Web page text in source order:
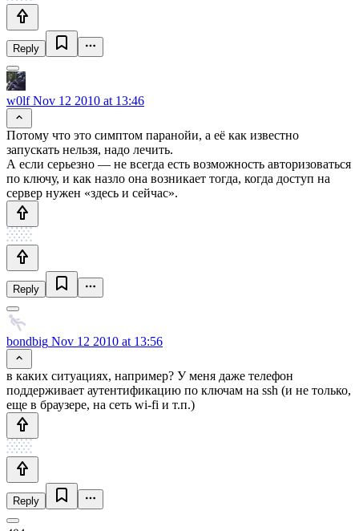
Reply
w0lfNov 12 2010 at 13:46
Потому что это симптом паранойи, а её как известно
запускать нельзя, надо лечить.
А если серьезно — не всегда есть возможность авторизоваться
по ключу, и как назло она возникает тогда, когда доступ на
сервер нужен «здесь и сейчас».
Reply
bondbig Nov 12 2010 at 13:56
в каких ситуациях, например? У меня даже телефон
поддерживает аутентификацию по ключам на ssh (и не только,
еще в браузере, на сеть wi-fi и т.п.)
Reply